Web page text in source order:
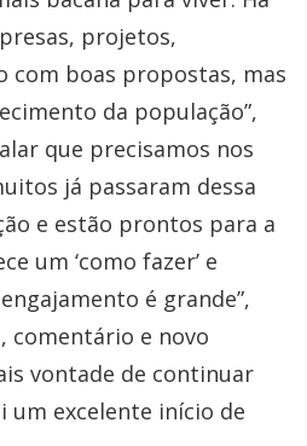
projetos,
com boas propostas, mas
da população”,
que precisamos nos
já passaram dessa
e estão prontos para a
um ‘como fazer’ e
é grande”,
comentário e novo
vontade de continuar
um excelente início de